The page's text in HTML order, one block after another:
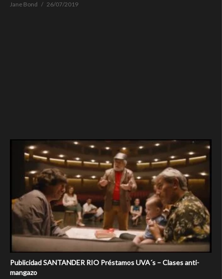
Jane Bond 26/07/2019
Publicidad SANTANDER RIO Préstamos UVA´s – Clases anti-
mangazo